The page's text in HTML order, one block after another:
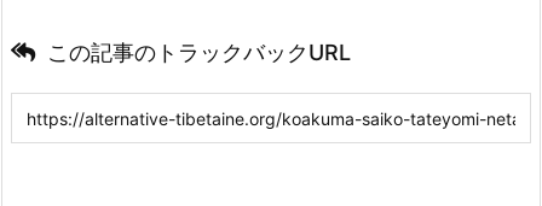
この記事のトラックバックURL